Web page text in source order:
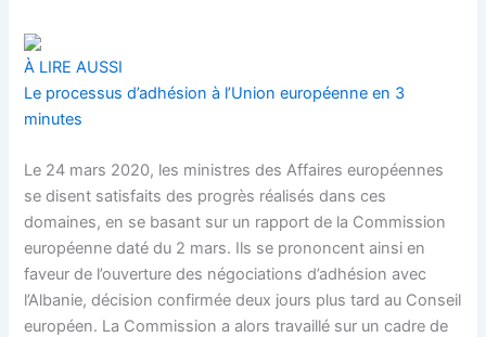
À LIRE AUSSI
Le processus d’adhésion à l’Union européenne en 3
minutes
Le 24 mars 2020, les ministres des Affaires européennes
se disent satisfaits des progrès réalisés dans ces
domaines, en se basant sur un rapport de la Commission
européenne daté du 2 mars. Ils se prononcent ainsi en
faveur de l’ouverture des négociations d’adhésion avec
l’Albanie, décision confirmée deux jours plus tard au Conseil
européen. La Commission a alors travaillé sur un cadre de